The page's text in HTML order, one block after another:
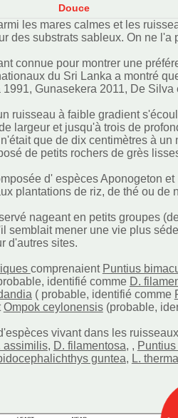
Douce
les mares calmes et les
des substrats sableux. On ne
connue pour montrer une
du Sri Lanka a montré
Gunasekera 2011, De Silva
ruisseau à faible gradient
largeur et jusqu'à trois de
que de dix centimètres à un
de petits rochers de grès
d' espèces Aponogeton
plantations de riz, de thé ou de
nageant en petits groupes
semblait mener une vie plus
d'autres sites.
comprenaient Puntius
identifié comme D.
( probable, identifié comme
Ompok ceylonensis(probable,
vivant dans les
assimilis, D. filamentosa, ,
guntea, L.